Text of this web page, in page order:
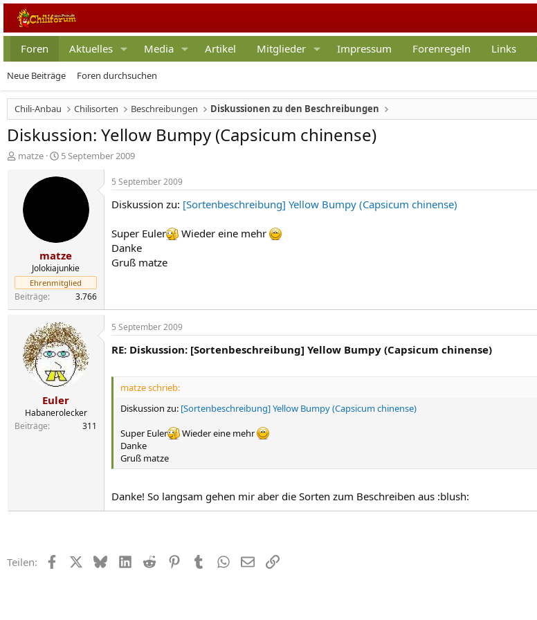
Foren Aktuelles Media Artikel Mitglieder Impressum Forenregeln Links
Neue Beiträge Foren durchsuchen
Chili-Anbau Chilisorten Beschreibungen Diskussionen zu den Beschreibungen
Diskussion: Yellow Bumpy (Capsicum chinense)
E
matze
E
s
t
a
m
5 September 2009
matze
Jolokiajunkie
Ehrenmitglied
Beiträge 3.766
5 September 2009
Diskussion zu: [Sortenbeschreibung] Yellow Bumpy (Capsicum chinense)
Super Euler
Wieder eine mehr
Danke
Gruß matze
Euler
Habanerolecker
Beiträge
311
5 September 2009
RE: Diskussion: [Sortenbeschreibung] Yellow Bumpy (Capsicum chinense)
matze schrieb:
Diskussion zu: [Sortenbeschreibung] Yellow Bumpy (Capsicum chinense)
Super Euler
Wieder eine mehr
Danke
Gruß matze
Danke! So langsam gehen mir aber die Sorten zum Beschreiben aus :blush:
Teilen: Facebook BlueskyLinkedIn
Reddit PinterestTumblrWhatsApp
E-MailLink